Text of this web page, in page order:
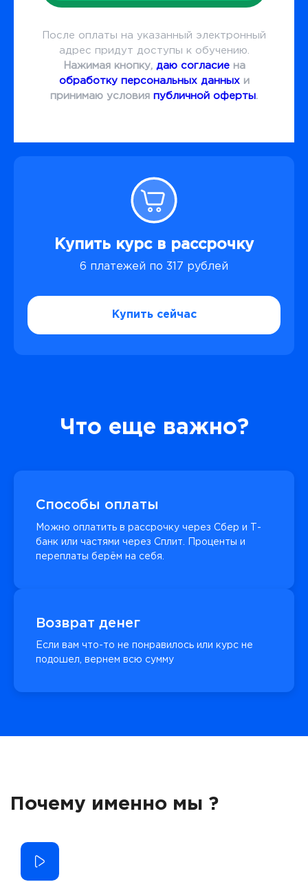
После оплаты на указанный электронный
адрес придут доступы к обучению.
Нажимая кнопку, даю согласиена
обработку персональных данныхи
принимаю условия публичной оферты.
Купить курс в рассрочку
6 платежей по 317 рублей
Купить сейчас
Что еще важно?
Способы оплаты
Можно оплатить в рассрочку через Сбер и Т-
банк или частями через Сплит. Проценты и
переплаты берём на себя.
Возврат денег
Если вам что-то не понравилось или курс не
подошел, вернем всю сумму
Почему именно мы ?